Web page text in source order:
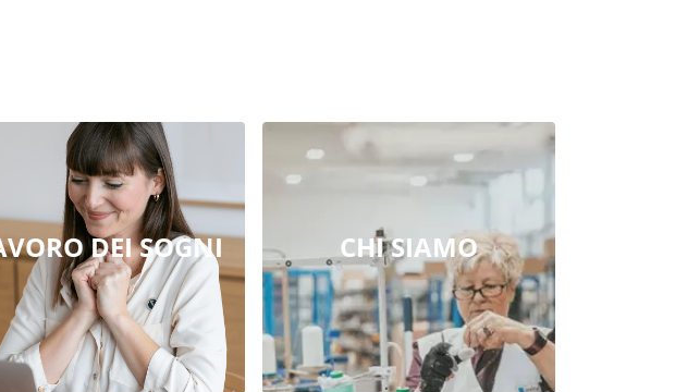
DEI SOGNI CHI SIAMO